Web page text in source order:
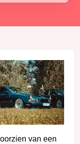
van een